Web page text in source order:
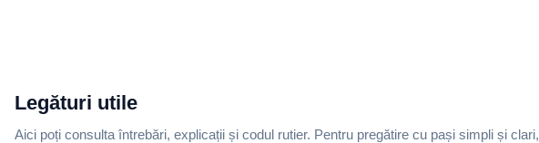
Legături utile
Aici poți consulta întrebări, explicații și codul rutier. Pentru pregătire cu pași simpli și clari,